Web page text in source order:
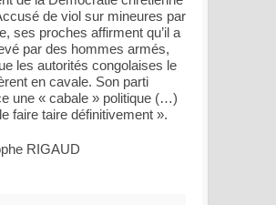
de viol sur mineures par
ses proches affirment qu’il a
par des hommes armés,
les autorités congolaises le
en cavale. Son parti
une « cabale » politique (…)
faire taire définitivement ».
RIGAUD